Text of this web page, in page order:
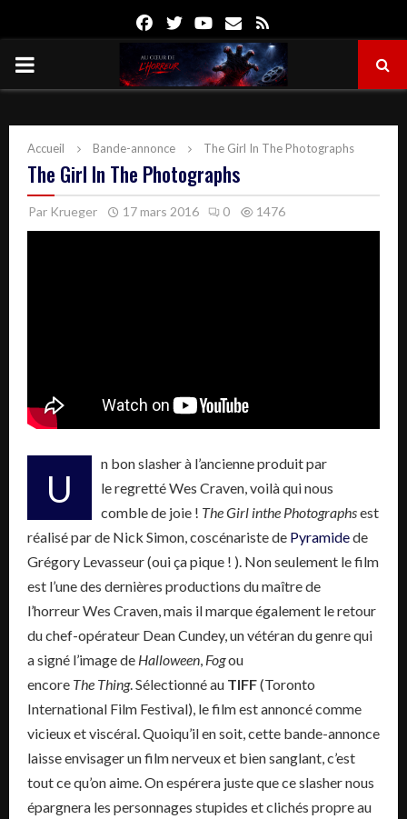
FacebookTwitterYoutube
Email
PRIMARY
Accueil Bande-annonce The Girl In The Photographs
The Girl In The Photographs
Par Krueger 17 mars 2016 0 1476
U
n bonslasherà l’ancienne produit par
leregrettéWes Craven, voilà qui nous
comble de joie ! TheGirl inthe Photographsest
réalisé par de Nick Simon,coscénaristede Pyramidede
Grégory Levasseur(ouiça pique ! ). Non seulement le film
est l’une des dernières productions du maître de
l’horreurWes Craven, mais il marque également le retour
du chef-opérateur DeanCundey, un vétéran du genre qui
a signé l’image de Halloween, Fogou
encore The Thing.Sélectionné au TIFF(Toronto
International Film Festival), le film est annoncé comme
vicieux et viscéral.Quoiqu’il en soit, cette bande-annonce
laisse envisager un film nerveux et bien sanglant, c’est
tout ce qu’on aime.On espérera juste que ceslashernous
épargnera les personnages stupides et clichés propre au